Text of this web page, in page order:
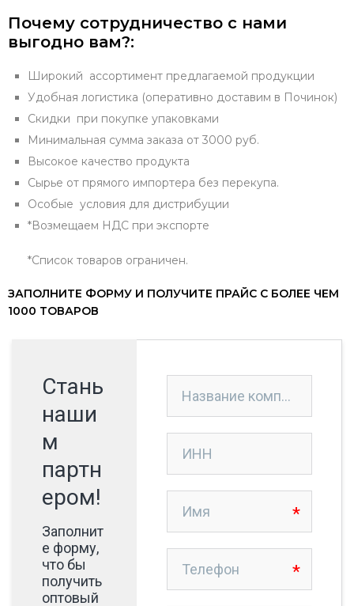
Почему сотрудничество с нами
выгодно вам?:
Широкий ассортимент предлагаемой продукции
Удобная логистика (оперативно доставим в Починок)
Скидки при покупке упаковками
Минимальная сумма заказа от 3000 руб.
Высокое качество продукта
Сырье от прямого импортера без перекупа.
Особые условия для дистрибуции
*Возмещаем НДС при экспорте
*Список товаров ограничен.
ЗАПОЛНИТЕ ФОРМУ И ПОЛУЧИТЕ ПРАЙС С БОЛЕЕ ЧЕМ
1000 ТОВАРОВ